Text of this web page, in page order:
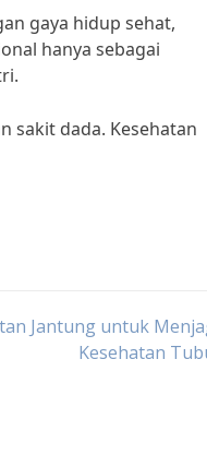
gaya hidup sehat,
hanya sebagai
sakit dada. Kesehatan
Jantung untuk
Kesehatan